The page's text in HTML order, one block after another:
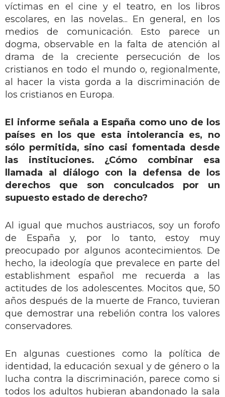
víctimas en el cine y el teatro, en los libros
escolares, en las novelas... En general, en los
medios de comunicación. Esto parece un
dogma, observable en la falta de atención al
drama de la creciente persecución de los
cristianos en todo el mundo o, regionalmente,
al hacer la vista gorda a la discriminación de
los cristianos en Europa.
El informe señala a España como uno de los
países en los que esta intolerancia es, no
sólo permitida, sino casi fomentada desde
las instituciones. ¿Cómo combinar esa
llamada al diálogo con la defensa de los
derechos que son conculcados por un
supuesto estado de derecho?
Al igual que muchos austriacos, soy un forofo
de España y, por lo tanto, estoy muy
preocupado por algunos acontecimientos. De
hecho, la ideología que prevalece en parte del
establishment español me recuerda a las
actitudes de los adolescentes. Mocitos que, 50
años después de la muerte de Franco, tuvieran
que demostrar una rebelión contra los valores
conservadores.
En algunas cuestiones como la política de
identidad, la educación sexual y de género o la
lucha contra la discriminación, parece como si
todos los adultos hubieran abandonado la sala